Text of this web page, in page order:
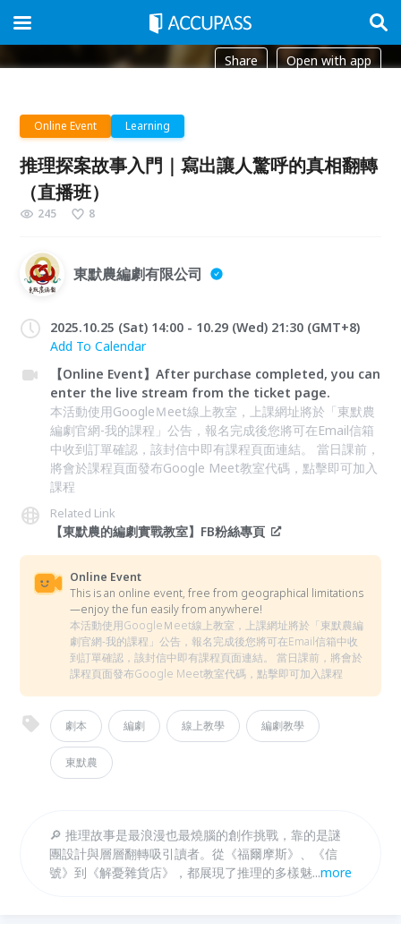
Share Open with app
Online Event Learning
推理探案故事入門｜寫出讓人驚呼的真相翻轉
（直播班）
245 8
東默農編劇有限公司
2025.10.25 (Sat) 14:00 - 10.29 (Wed) 21:30 (GMT+8)
Add To Calendar
【Online Event】After purchase completed, you can
enter the live stream from the ticket page.
本活動使用GoogleＭeet線上教室，上課網址將於「東默農
編劇官網-我的課程」公告，報名完成後您將可在Email信箱
中收到訂單確認，該封信中即有課程頁面連結。 當日課前，
將會於課程頁面發布Google Meet教室代碼，點擊即可加入
課程
Related Link
【東默農的編劇實戰教室】FB粉絲專頁
Online Event
This is an online event, free from geographical limitations
—enjoy the fun easily from anywhere!
本活動使用GoogleＭeet線上教室，上課網址將於「東默農編
劇官網-我的課程」公告，報名完成後您將可在Email信箱中收
到訂單確認，該封信中即有課程頁面連結。 當日課前，將會於
課程頁面發布Google Meet教室代碼，點擊即可加入課程
劇本 編劇 線上教學 編劇教學
東默農
🔎 推理故事是最浪漫也最燒腦的創作挑戰，靠的是謎
團設計與層層翻轉吸引讀者。從《福爾摩斯》、《信
號》到《解憂雜貨店》，都展現了推理的多樣魅力。本
...more